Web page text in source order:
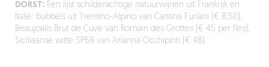
DORST:Een lijst schilderachtige natuurwijnen uit Frankrijk en
Italië: bubbels uit Trentino-Alpino van Cantina Furlani (€ 8,50),
Beaujoalis Brut de Cuve van Romain des Grottes (€ 45 per fles),
Siciliaanse witte SP68 van Arianna Occhipinti (€ 48).